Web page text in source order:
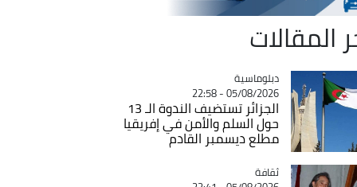
المقالات
Catégorie
دبلوماسية
05/08/2026 - 22:58
الجزائر تستضيف الندوة الـ 13
حول السلم والأمن في إفريقيا
مطلع ديسمبر القادم
Catégorie
ثقافة